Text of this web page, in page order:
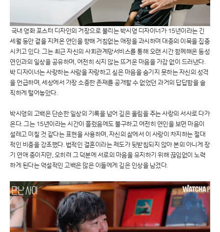
국내 영화 포스터 디자인의 거장으로 불리는 박시영 디자이너가 15년이라는 긴
세월 동안 곁을 지켜온 연인을 향해 거침없는 애정을 과시하며 대중의 이목을 집중
시키고 있다. 그는 최근 자신의 사회관계망서비스를 통해 오랜 시간 함께해온 동성
연인과의 일상을 공유하며, 여전히 식지 않는 뜨거운 마음을 가감 없이 드러냈다.
박 디자이너는 사랑하는 사람을 자랑하고 싶은 마음을 숨기지 못하는 자신의 성격
을 언급하며, 세상에서 가장 소중한 존재를 공개할 수 없었던 과거의 답답함을 솔
직하게 털어놓았다.
박시영의 고백은 단순한 일상의 기록을 넘어 깊은 울림을 주는 사랑의 서사로 다가
온다. 그는 15년이라는 시간이 흘렀음에도 불구하고 여전히 연인을 보면 마음이
설레고 미칠 것 같다는 표현을 사용하며, 자신의 삶에서 이 사랑이 차지하는 절대
적인 비중을 강조했다. 법적인 결혼이라는 제도가 뒷받침되지 않아 본의 아니게 장
기 연애 중이지만, 오히려 그 덕분에 서로의 마음을 유지하기 위해 끊임없이 노력
하게 된다는 역설적인 고백은 많은 이들에게 깊은 인상을 남겼다.